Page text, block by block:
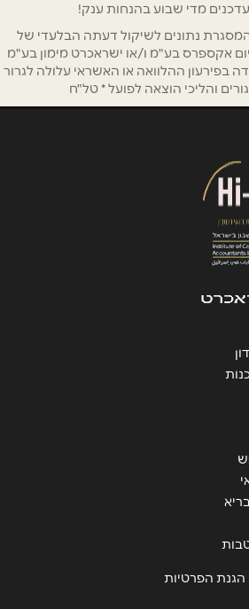
ל...
שליחה
מדי שבוע בהנחות ענק!
נתונים לשיקול דעתה הבלעדי של
אקספרס בע"מ ו/או ישראכרט מימון בע"מ
בפירעון ההלוואה או האשראי עלולה לגרור
והליכי הוצאה לפועל * טל"ח
הגנת הפרטיות